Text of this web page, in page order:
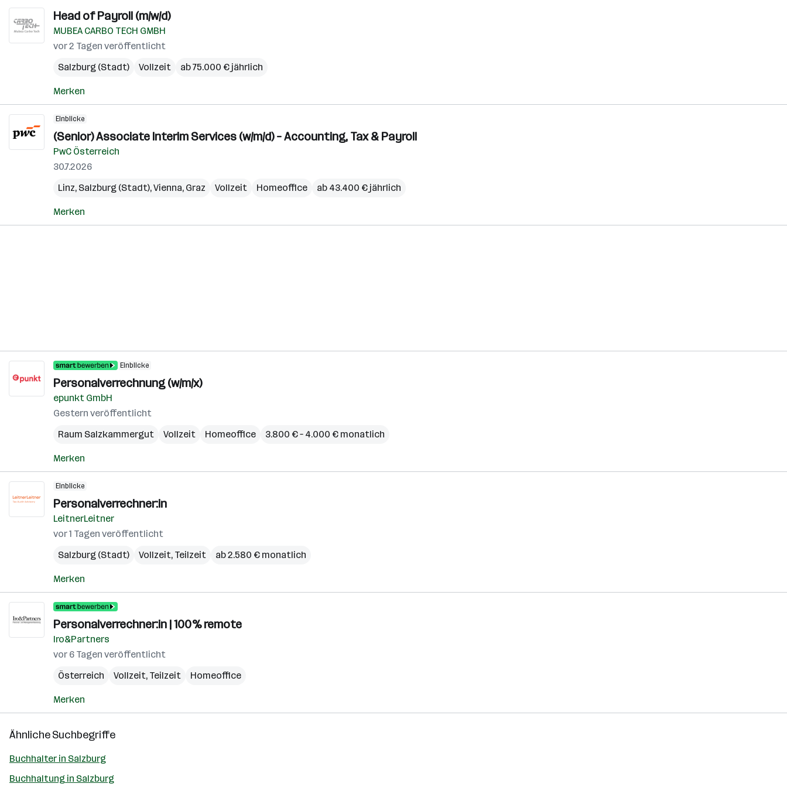
Head of Payroll (m/w/d)
MUBEA CARBO TECH GMBH
vor 2 Tagen veröffentlicht
Salzburg (Stadt)
Vollzeit ab 75.000 € jährlich
Merken
Einblicke
(Senior) Associate Interim Services (w/m/d) – Accounting, Tax & Payroll
PwC Österreich
30.7.2026
Linz, Salzburg (Stadt),Vienna, Graz Vollzeit Homeoffice ab 43.400 € jährlich
Merken
Einblicke
Personalverrechnung (w/m/x)
epunkt GmbH
Gestern veröffentlicht
Raum Salzkammergut
Vollzeit Homeoffice 3.800 € – 4.000 € monatlich
Merken
Einblicke
Personalverrechner:in
LeitnerLeitner
vor 1 Tagen veröffentlicht
Salzburg (Stadt)
Vollzeit, Teilzeit ab 2.580 € monatlich
Merken
Personalverrechner:in | 100% remote
Iro&Partners
vor 6 Tagen veröffentlicht
Österreich
Vollzeit, Teilzeit Homeoffice
Merken
Ähnliche Suchbegriffe
Buchhalter in Salzburg
Buchhaltung in Salzburg